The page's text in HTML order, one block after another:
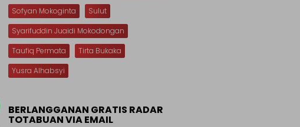
Sofyan Mokoginta
Sulut
Syarifuddin Juaidi Mokodongan
Taufiq Permata
Tirta Bukaka
Yusra Alhabsyi
BERLANGGANAN GRATIS RADAR
TOTABUAN VIA EMAIL